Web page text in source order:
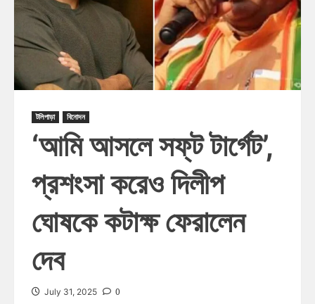
টলিপাড়া বিনোদন
‘আমি আসলে সফ্‌ট টার্গেট’,
প্রশংসা করেও দিলীপ
ঘোষকে কটাক্ষ ফেরালেন
দেব
July 31, 2025 0